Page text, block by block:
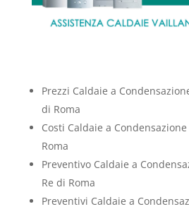
Prezzi Caldaie a
di Roma
Costi Caldaie a
Roma
Preventivo Caldaie a
Re di Roma
Preventivi Caldaie a